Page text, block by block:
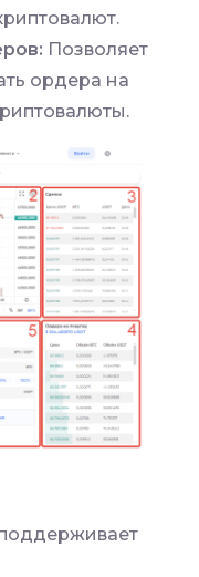
Позволяет
ордера на